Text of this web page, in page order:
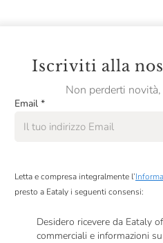
Iscriviti alla
Non perderti
Email *
Letta e compresa integralmente l’
presto a Eataly i seguenti consensi:
Desidero ricevere da Eataly
commerciali e informazioni